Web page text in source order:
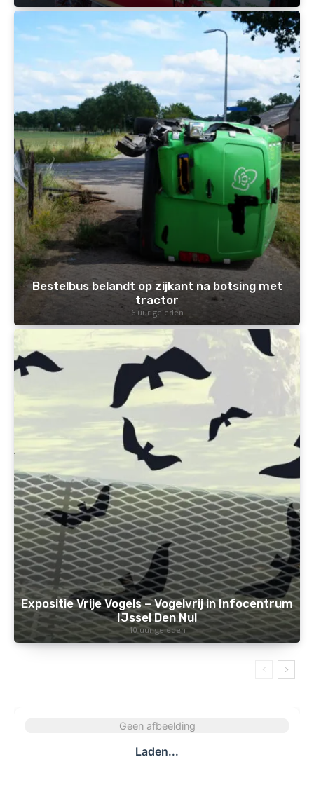
Bestelbus belandt op zijkant na botsing met
tractor
6 uur geleden
Expositie Vrije Vogels – Vogelvrij in Infocentrum
IJssel Den Nul
10 uur geleden
Geen afbeelding
Laden...